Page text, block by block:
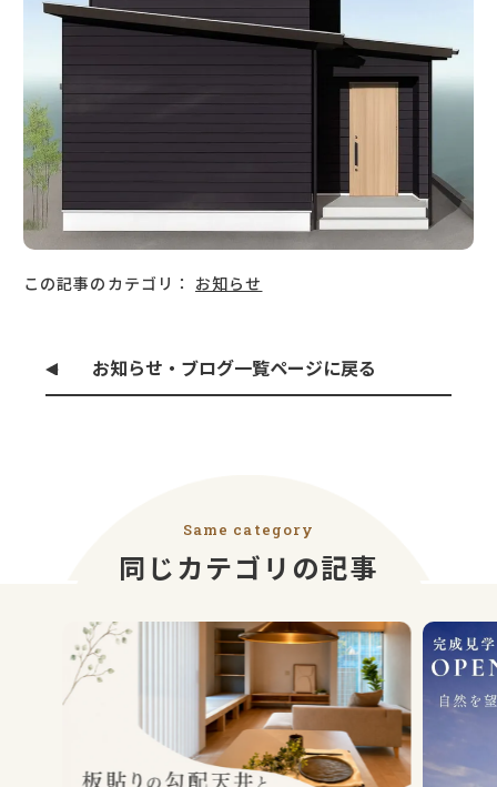
この記事のカテゴリ： お知らせ
お知らせ・ブログ一覧ページに戻る
Same category
同じカテゴリの記事